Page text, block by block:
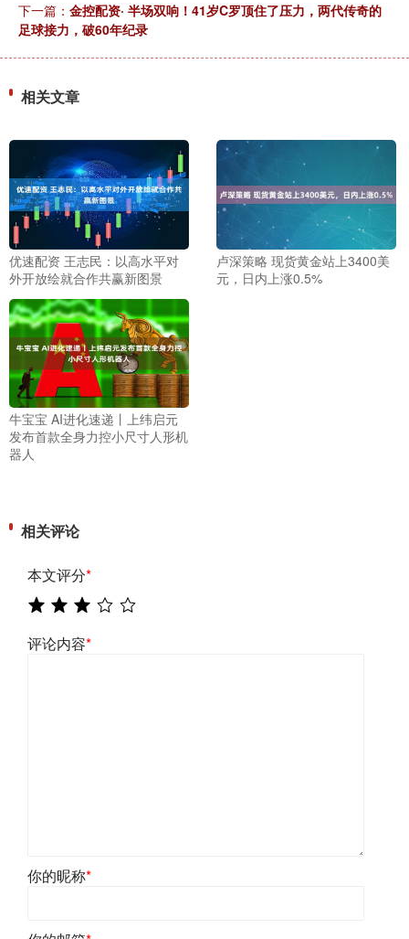
下一篇： 金控配资· 半场双响！41岁C罗顶住了压力，两代传奇的
足球接力，破60年纪录
相关文章
优速配资 王志民：以高水平对
外开放绘就合作共赢新图景
卢深策略 现货黄金站上3400美
元，日内上涨0.5%
牛宝宝 AI进化速递丨上纬启元
发布首款全身力控小尺寸人形机
器人
相关评论
本文评分*
评论内容*
你的昵称*